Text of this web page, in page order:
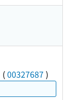
(00327687 )